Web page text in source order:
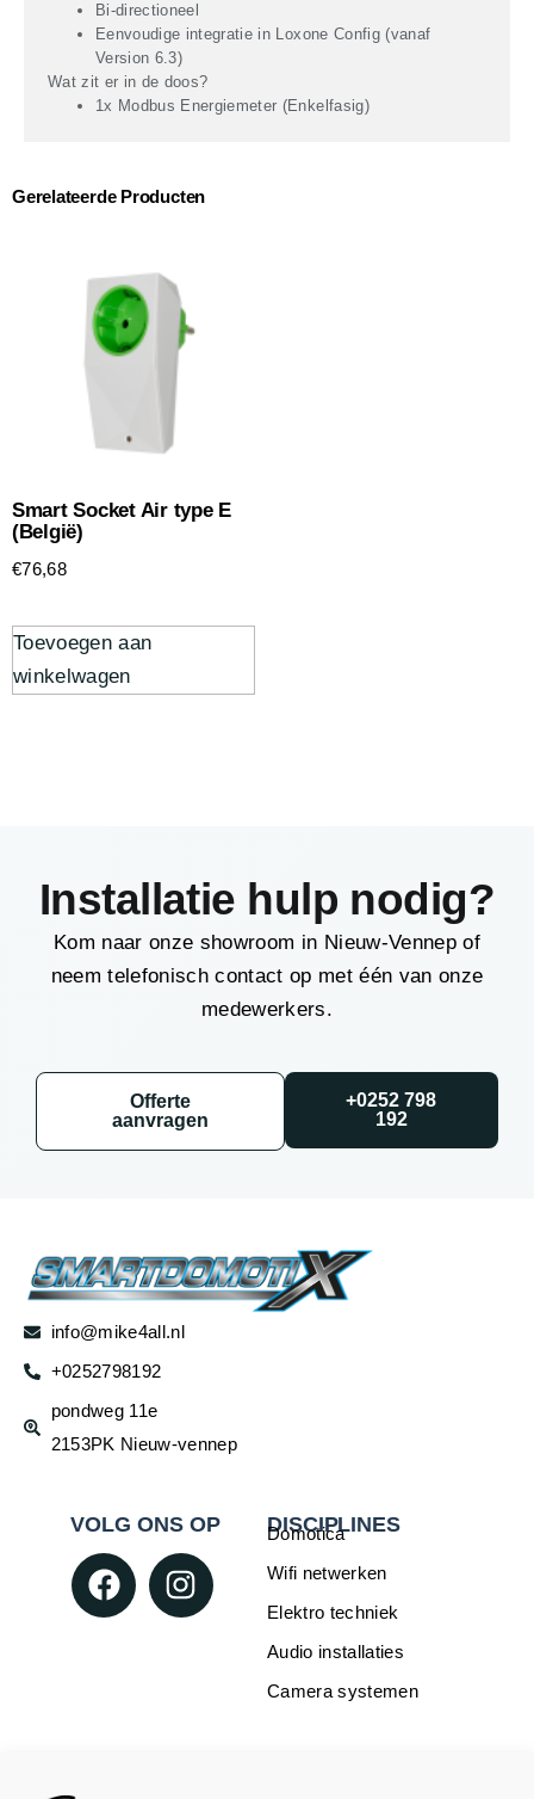
Bi-directioneel
Eenvoudige integratie in Loxone Config (vanaf
Version 6.3)
Wat zit er in de doos?
1x Modbus Energiemeter (Enkelfasig)
Gerelateerde Producten
Smart Socket Air type E
(België)
€76,68
Toevoegen aan
winkelwagen
Installatie hulp nodig?
Kom naar onze showroom in Nieuw-Vennep of
neem telefonisch contact op met één van onze
medewerkers.
Offerte
aanvragen
+0252 798
192
info@mike4all.nl
+0252798192
pondweg 11e
2153PK Nieuw-vennep
VOLG ONS OP DISCIPLINES
Domotica
Wifi netwerken
Elektro techniek
Audio installaties
Camera systemen